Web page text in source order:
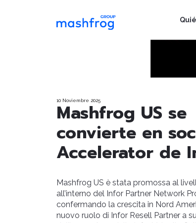
10 Noviembre 2025
Mashfrog US se
convierte en
Accelerator de
Mashfrog US è stata promossa al
all’interno del Infor Partner Network
confermando la crescita in Nord
nuovo ruolo di Infor Resell Partner a